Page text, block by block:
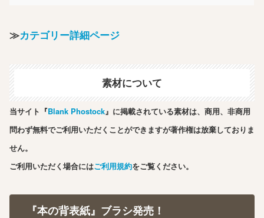
≫カテゴリー詳細ページ
素材について
当サイト『Blank Phostock』に掲載されている素材は、商用、非商用
問わず無料でご利用いただくことができますが著作権は放棄しておりま
せん。
ご利用いただく場合にはご利用規約をご覧ください。
『本の背表紙』ブラシ発売！